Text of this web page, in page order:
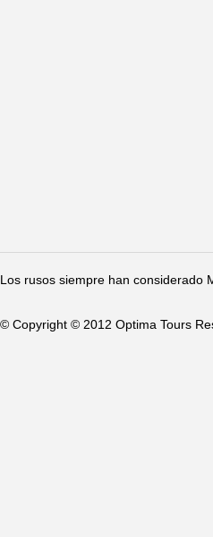
Los rusos siempre han considerado
© Copyright © 2012 Optima Tours